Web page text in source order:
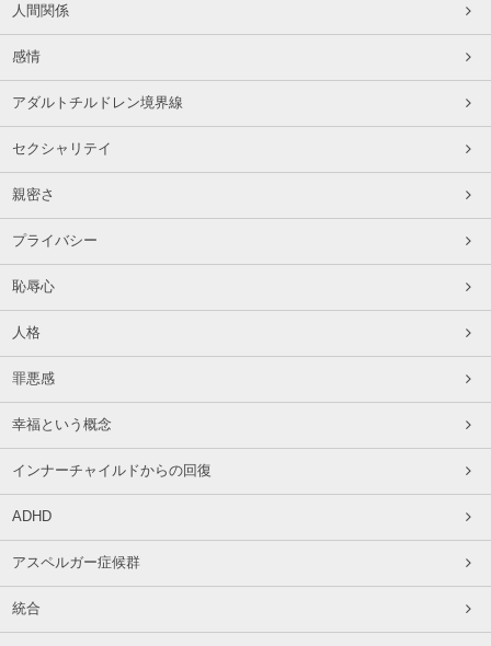
人間関係
感情
アダルトチルドレン境界線
セクシャリテイ
親密さ
プライバシー
恥辱心
人格
罪悪感
幸福という概念
インナーチャイルドからの回復
ADHD
アスペルガー症候群
統合